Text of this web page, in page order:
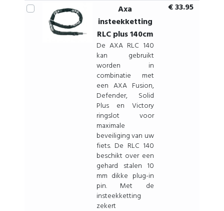
Axa
insteekketting
RLC plus 140cm
De AXA RLC 140
kan gebruikt
worden in
combinatie met
een AXA Fusion,
Defender, Solid
Plus en Victory
ringslot voor
maximale
beveiliging van uw
fiets. De RLC 140
beschikt over een
gehard stalen 10
mm dikke plug-in
pin. Met de
insteekketting
zekert
€ 33.95